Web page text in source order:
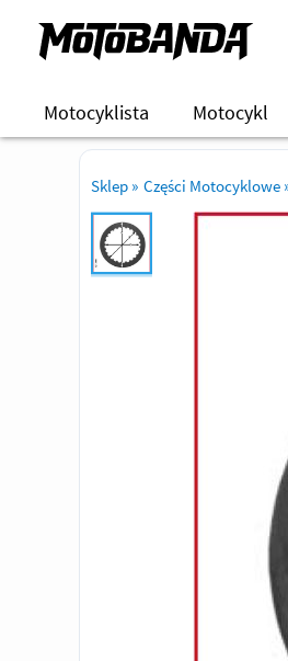
Motocyklista Motocykl
Sklep » Części Motocyklowe